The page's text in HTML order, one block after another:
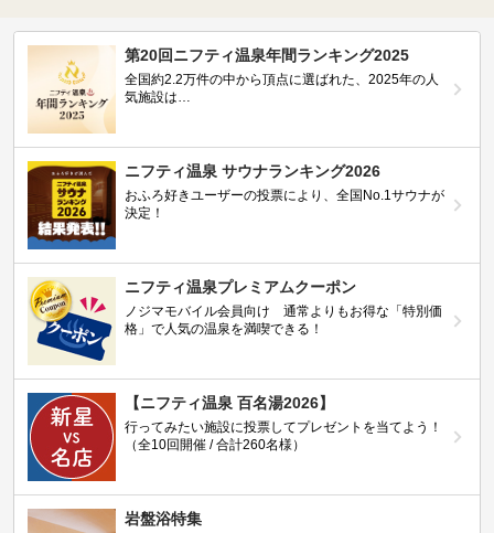
第20回ニフティ温泉年間ランキング2025
全国約2.2万件の中から頂点に選ばれた、2025年の人
気施設は…
ニフティ温泉 サウナランキング2026
おふろ好きユーザーの投票により、全国No.1サウナが
決定！
ニフティ温泉プレミアムクーポン
ノジマモバイル会員向け 通常よりもお得な「特別価
格」で人気の温泉を満喫できる！
【ニフティ温泉 百名湯2026】
行ってみたい施設に投票してプレゼントを当てよう！
（全10回開催 / 合計260名様）
岩盤浴特集